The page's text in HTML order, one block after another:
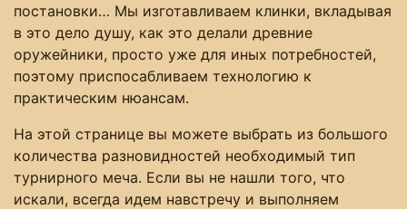
постановки… Мы изготавливаем клинки, вкладывая
в это дело душу, как это делали древние
оружейники, просто уже для иных потребностей,
поэтому приспосабливаем технологию к
практическим нюансам.
На этой странице вы можете выбрать из большого
количества разновидностей необходимый тип
турнирного меча. Если вы не нашли того, что
искали, всегда идем навстречу и выполняем